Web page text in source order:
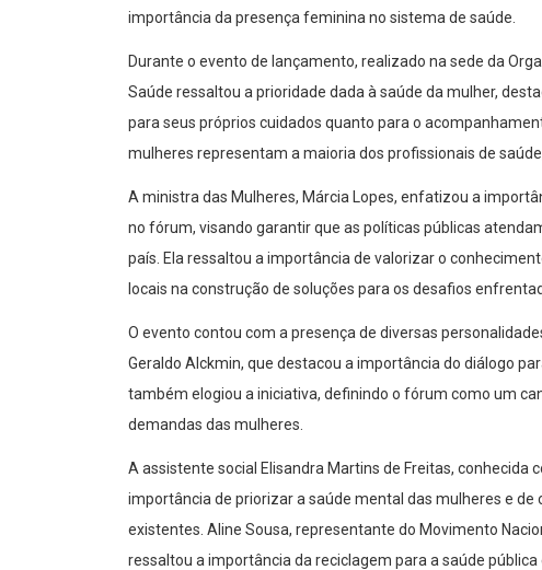
importância da presença feminina no sistema de saúde.
Durante o evento de lançamento, realizado na sede da
Saúde ressaltou a prioridade dada à saúde da mulher,
para seus próprios cuidados quanto para o
mulheres representam a maioria dos profissionais de
A ministra das Mulheres, Márcia Lopes, enfatizou a
no fórum, visando garantir que as políticas públicas
país. Ela ressaltou a importância de valorizar o
locais na construção de soluções para os desafios
O evento contou com a presença de diversas
Geraldo Alckmin, que destacou a importância do diálogo
também elogiou a iniciativa, definindo o fórum como um
demandas das mulheres.
A assistente social Elisandra Martins de Freitas, conhecida
importância de priorizar a saúde mental das mulheres e
existentes. Aline Sousa, representante do Movimento
ressaltou a importância da reciclagem para a saúde